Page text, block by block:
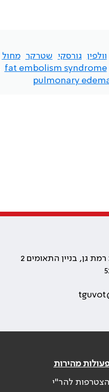
וולפין גורסקי שטרקר מחול
fat embolism syndrome
pulmonary
פעולות מהירות
הצטרפות להר"י